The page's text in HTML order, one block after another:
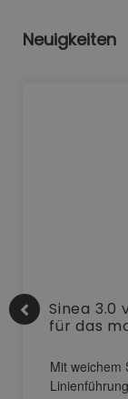
Neuigkeiten
Sinea 3.0
für das
Mit weichem